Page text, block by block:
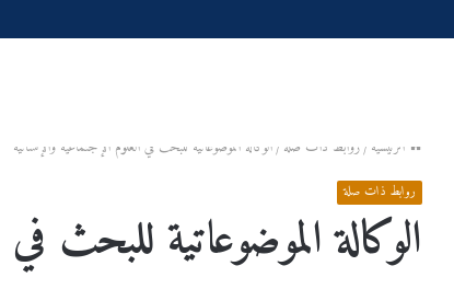
الرئيسية /روابط ذات صلة /الوكالة الموضوعاتية للبحث في العلوم الإجتماعية والإنسانية
روابط ذات صلة
الوكالة الموضوعاتية للبحث